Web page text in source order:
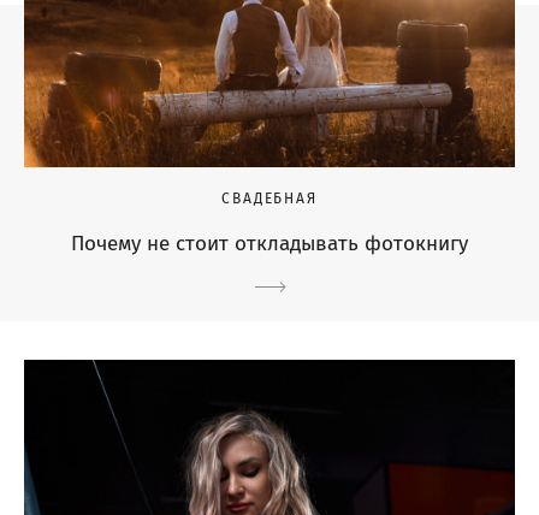
СВАДЕБНАЯ
Почему не стоит откладывать фотокнигу